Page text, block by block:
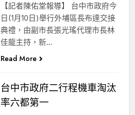
【記者陳佑堂報導】 台中市政府今
日(1月10日)舉行外埔區長布達交接
典禮，由副市長張光瑤代理市長林
佳龍主持，新…
Read More
台中市政府二行程機車淘汰
率六都第一